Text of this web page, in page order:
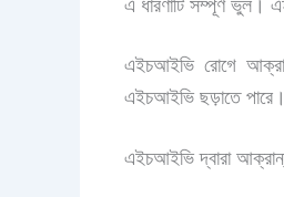
এইচআইভি রোগে
এইচআইভি ছড়াতে পারে।
এইচআইভি দ্বারা